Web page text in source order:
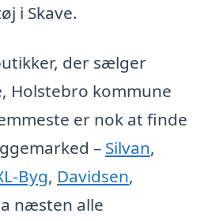
i Skave.
der sælger
Holstebro kommune
er nok at finde
– Silvan,
Byg, Davidsen,
næsten alle